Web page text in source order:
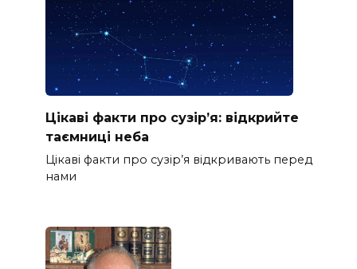
Цікаві факти про сузір’я: відкрийте
таємниці неба
Цікаві факти про сузір’я відкривають перед
нами